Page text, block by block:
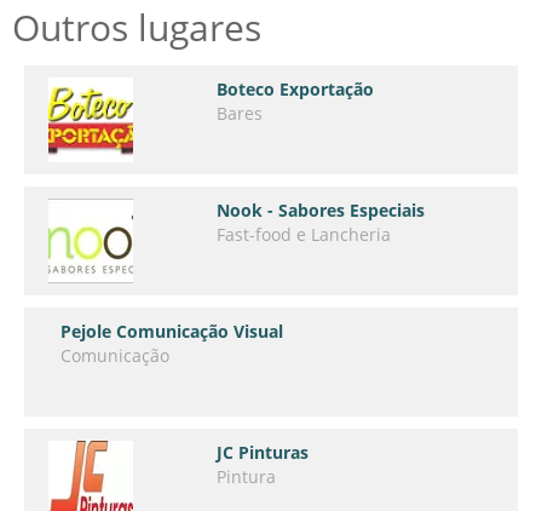
Outros lugares
Boteco Exportação
Bares
Nook - Sabores Especiais
Fast-food e Lancheria
Pejole Comunicação Visual
Comunicação
JC Pinturas
Pintura